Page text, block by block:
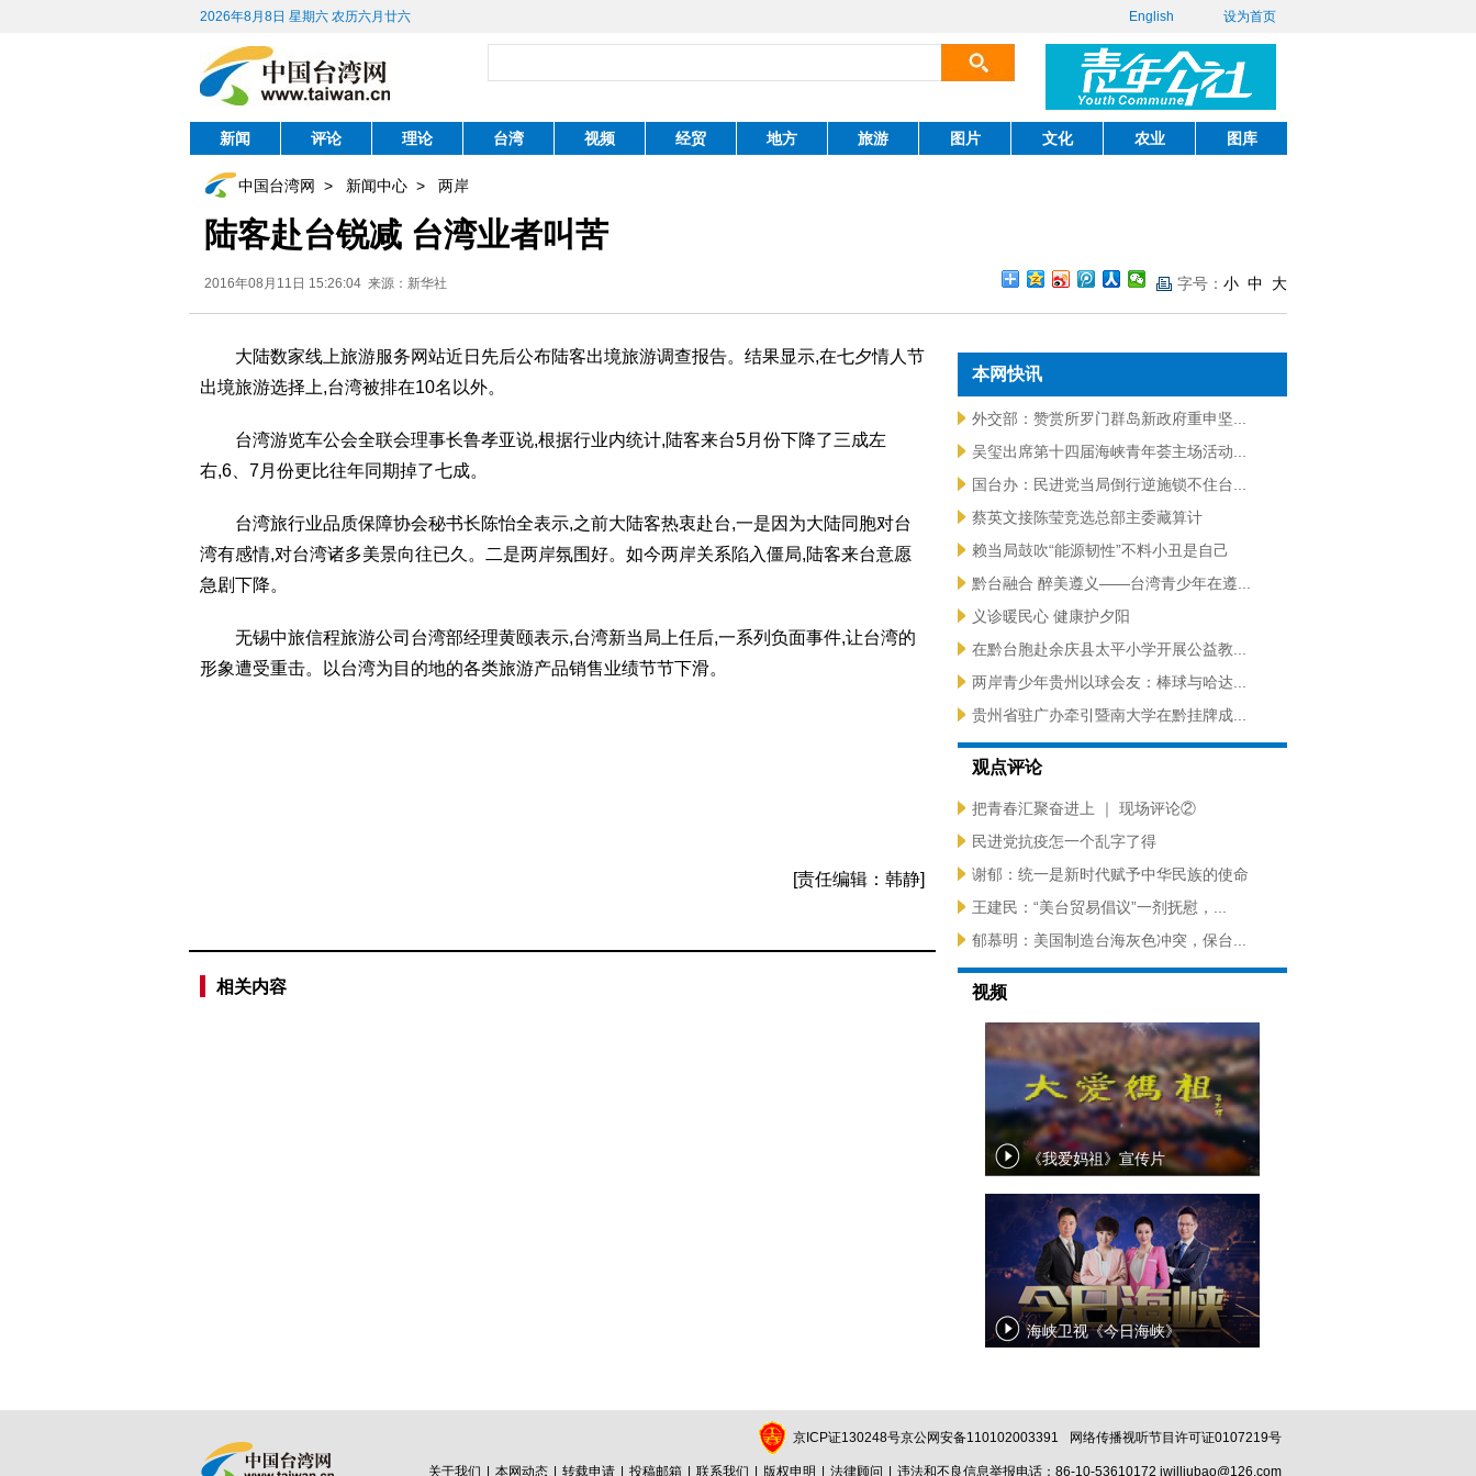
2026年8月8日 星期六 农历六月廿六 English 设为首页
新闻 评论 理论 台湾 视频 经贸 地方 旅游 图片 文化 农业 图库
中国台湾网 > 新闻中心 > 两岸
陆客赴台锐减 台湾业者叫苦
2016年08月11日 15:26:04 来源：新华社 字号： 小 中 大
大陆数家线上旅游服务网站近日先后公布陆客出境旅游调查报告。结果显示,在七夕情人节
出境旅游选择上,台湾被排在10名以外。
台湾游览车公会全联会理事长鲁孝亚说,根据行业内统计,陆客来台5月份下降了三成左
右,6、7月份更比往年同期掉了七成。
台湾旅行业品质保障协会秘书长陈怡全表示,之前大陆客热衷赴台,一是因为大陆同胞对台
湾有感情,对台湾诸多美景向往已久。二是两岸氛围好。如今两岸关系陷入僵局,陆客来台意愿
急剧下降。
无锡中旅信程旅游公司台湾部经理黄颐表示,台湾新当局上任后,一系列负面事件,让台湾的
形象遭受重击。以台湾为目的地的各类旅游产品销售业绩节节下滑。
[责任编辑：韩静]
相关内容
本网快讯
外交部：赞赏所罗门群岛新政府重申坚...
吴玺出席第十四届海峡青年荟主场活动...
国台办：民进党当局倒行逆施锁不住台...
蔡英文接陈莹竞选总部主委藏算计
赖当局鼓吹“能源韧性”不料小丑是自己
黔台融合 醉美遵义——台湾青少年在遵...
义诊暖民心 健康护夕阳
在黔台胞赴余庆县太平小学开展公益教...
两岸青少年贵州以球会友：棒球与哈达...
贵州省驻广办牵引暨南大学在黔挂牌成...
观点评论
把青春汇聚奋进上 ｜ 现场评论②
民进党抗疫怎一个乱字了得
谢郁：统一是新时代赋予中华民族的使命
王建民：“美台贸易倡议”一剂抚慰，...
郁慕明：美国制造台海灰色冲突，保台...
视频
《我爱妈祖》宣传片
海峡卫视《今日海峡》
京ICP证130248号京公网安备110102003391 网络传播视听节目许可证0107219号
关于我们 本网动态 转载申请 投稿邮箱 联系我们 版权申明 法律顾问 违法和不良信息举报电话：86-10-53610172 iwilljubao@126.com